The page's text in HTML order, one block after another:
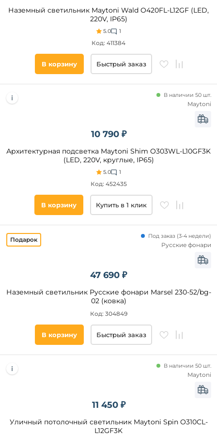
Наземный светильник Maytoni Wald O420FL-L12GF (LED,
220V, IP65)
5.0 1
Код: 411384
В корзину Быстрый заказ
10 790 ₽
Архитектурная подсветка Maytoni Shim O303WL-L10GF3K
(LED, 220V, круглые, IP65)
5.0 1
В наличии 50 шт.
Код: 452435
Maytoni
В корзину Купить в 1 клик
47 690 ₽
Наземный светильник Русские фонари Marsel 230-52/bg-
02 (ковка)
Под заказ (3-4 недели)
Код: 304849
Русские фонари
В корзину Быстрый заказ
11 450 ₽
Уличный потолочный светильник Maytoni Spin O310CL-
L12GF3K
В наличии 50 шт.
Maytoni